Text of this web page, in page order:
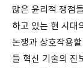
많은 윤리적 쟁점
하고 있는 현 시대
논쟁과 상호작용
들 혁신 기술의 진